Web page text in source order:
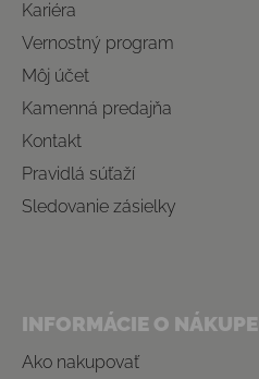
Kariéra
Vernostný program
Môj účet
Kamenná predajňa
Kontakt
Pravidlá súťaží
Sledovanie zásielky
INFORMÁCIE O NÁKUPE
Ako nakupovať